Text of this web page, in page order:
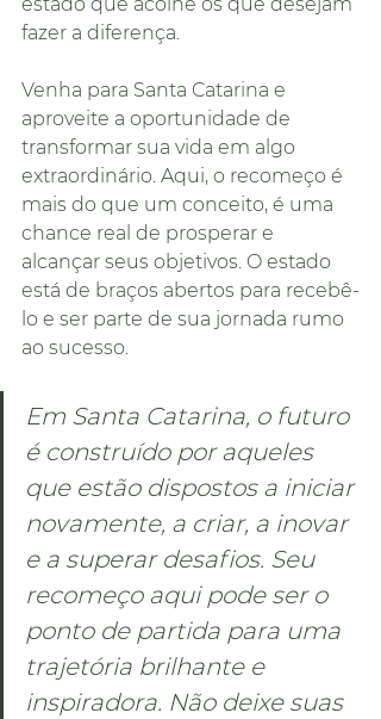
estado que acolhe os que desejam
fazer a diferença.
Venha para Santa Catarina e
aproveite a oportunidade de
transformar sua vida em algo
extraordinário. Aqui, o recomeço é
mais do que um conceito, é uma
chance real de prosperar e
alcançar seus objetivos. O estado
está de braços abertos para recebê-
lo e ser parte de sua jornada rumo
ao sucesso.
Em Santa Catarina, o futuro
é construído por aqueles
que estão dispostos a iniciar
novamente, a criar, a inovar
e a superar desafios. Seu
recomeço aqui pode ser o
ponto de partida para uma
trajetória brilhante e
inspiradora. Não deixe suas